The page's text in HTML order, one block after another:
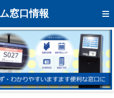
窓口情報